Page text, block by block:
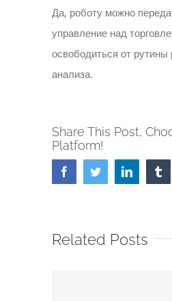
Да, роботу можно
управление над
освободиться от рутины
анализа.
Share This Post,
Platform!
FacebookTwitterLinkedin
Related Posts